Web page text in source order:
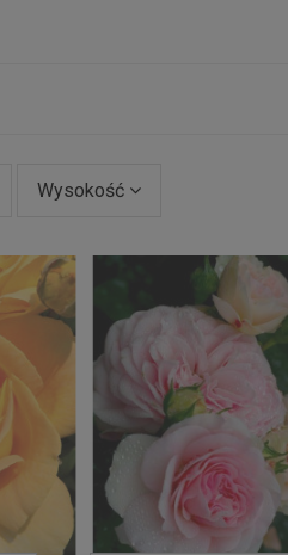
Wysokość